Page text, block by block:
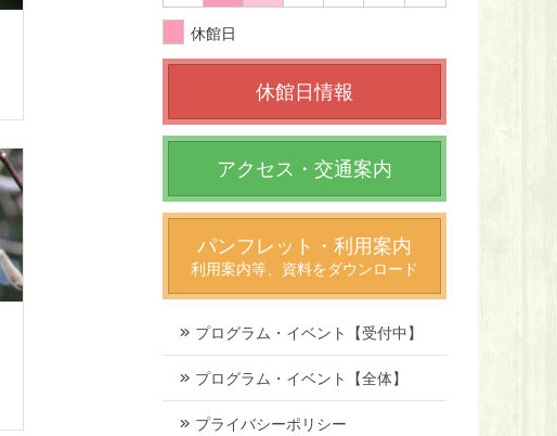
休館日
休館日情報
アクセス・交通案内
パンフレット・利用案内
利用案内等、資料をダウンロード
プログラム・イベント【受付中】
プログラム・イベント【全体】
プライバシーポリシー